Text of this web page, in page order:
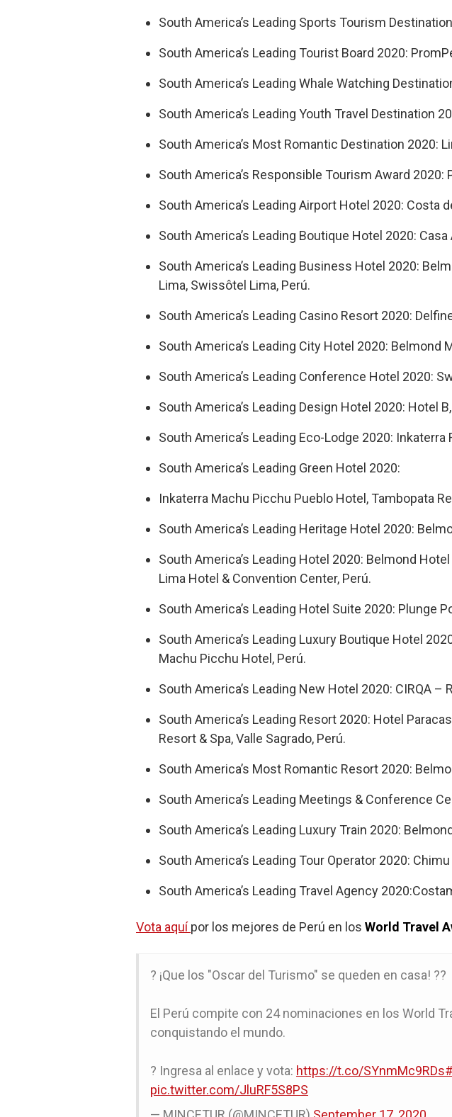
South America’s Leading Sports Tourism
South America’s Leading Tourist Board 2020:
South America’s Leading Whale Watching
South America’s Leading Youth Travel Destination
South America’s Most Romantic Destination 2020:
South America’s Responsible Tourism Award 2020:
South America’s Leading Airport Hotel 2020: Costa
South America’s Leading Boutique Hotel 2020:
South America’s Leading Business Hotel 2020:
Lima, Swissôtel Lima, Perú.
South America’s Leading Casino Resort 2020:
South America’s Leading City Hotel 2020: Belmond
South America’s Leading Conference Hotel 2020:
South America’s Leading Design Hotel 2020: Hotel
South America’s Leading Eco-Lodge 2020:
South America’s Leading Green Hotel 2020:
Inkaterra Machu Picchu Pueblo Hotel, Tambopata
South America’s Leading Heritage Hotel 2020:
South America’s Leading Hotel 2020: Belmond
Lima Hotel & Convention Center, Perú.
South America’s Leading Hotel Suite 2020: Plunge
South America’s Leading Luxury Boutique Hotel
Machu Picchu Hotel, Perú.
South America’s Leading New Hotel 2020: CIRQA –
South America’s Leading Resort 2020: Hotel
Resort & Spa, Valle Sagrado, Perú.
South America’s Most Romantic Resort 2020:
South America’s Leading Meetings & Conference
South America’s Leading Luxury Train 2020:
South America’s Leading Tour Operator 2020:
South America’s Leading Travel Agency
Vota aquípor los mejores de Perú en los World Travel
? ¡Que los "Oscar del Turismo" se queden en casa! ??
El Perú compite con 24 nominaciones en los World
conquistando el mundo.
? Ingresa al enlace y vota: https://t.co/SYnmMc9RDs
pic.twitter.com/JluRF5S8PS